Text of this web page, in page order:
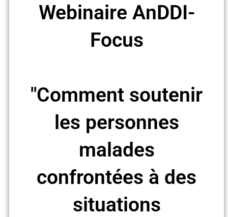
Webinaire AnDDI-
Focus
"Comment soutenir
les personnes
malades
confrontées à des
situations